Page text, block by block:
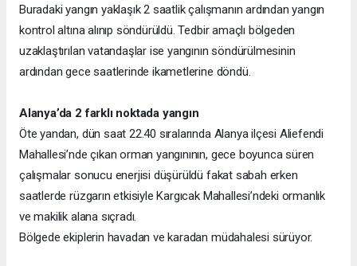
Buradaki yangın yaklaşık 2 saatlik çalışmanın ardından yangın
kontrol altına alınıp söndürüldü. Tedbir amaçlı bölgeden
uzaklaştırılan vatandaşlar ise yangının söndürülmesinin
ardından gece saatlerinde ikametlerine döndü.
Alanya’da 2 farklı noktada yangın
Öte yandan, dün saat 22.40 sıralarında Alanya ilçesi Aliefendi
Mahallesi’nde çıkan orman yangınının, gece boyunca süren
çalışmalar sonucu enerjisi düşürüldü fakat sabah erken
saatlerde rüzgarın etkisiyle Kargıcak Mahallesi’ndeki ormanlık
ve makilik alana sıçradı.
Bölgede ekiplerin havadan ve karadan müdahalesi sürüyor.